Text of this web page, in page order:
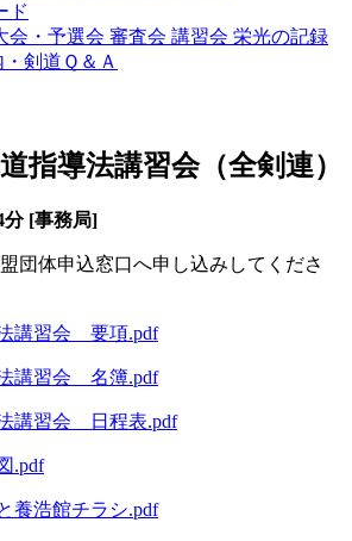
ド
会・予選会 審査会 講習会 栄光の記録
剣道Ｑ＆Ａ
指導法講習会（全剣連）
分 [事務局]
団体申込窓口へ申し込みしてくださ
講習会 要項.pdf
講習会 名簿.pdf
講習会 日程表.pdf
.pdf
養浩館チラシ.pdf